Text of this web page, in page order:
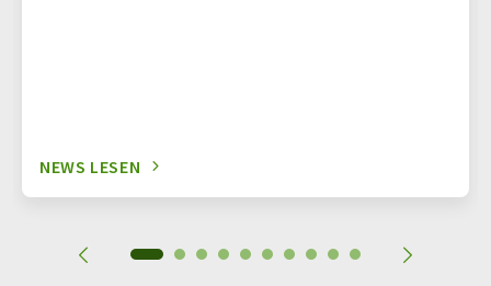
NEWS LESEN